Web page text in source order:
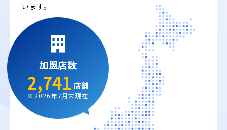
います。
加盟店数
2,741 店舗
※2026年7月末現在